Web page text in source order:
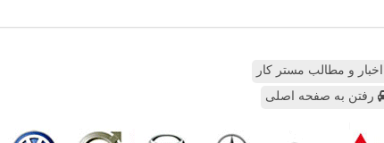
اخبار و مطالب مستر کار
رفتن به صفحه اصلی